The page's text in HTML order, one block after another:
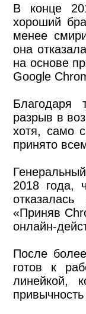
В конце
хороший
менее
она
на основе
Google
Благодаря
разрыв в
хотя, само
принято
2018 года,
«Приняв
онлайн-
После
готов к
линейкой,